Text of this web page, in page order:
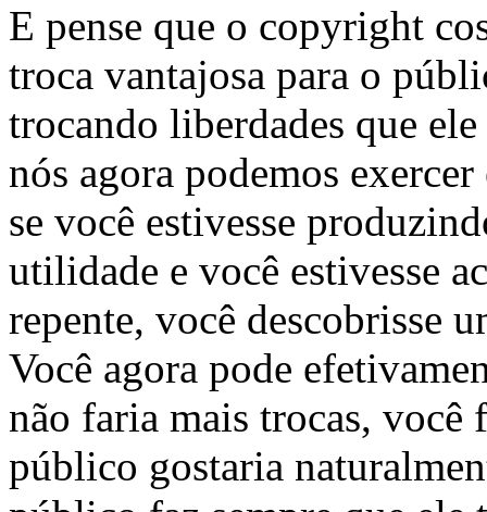
E pense que o copyright
troca vantajosa para o
trocando liberdades que
nós agora podemos
se você estivesse
utilidade e você estivesse
repente, você descobrisse
Você agora pode
não faria mais trocas, você
público gostaria